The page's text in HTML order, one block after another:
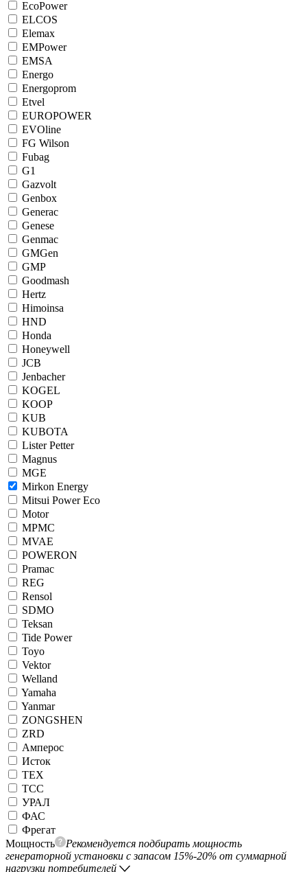
EcoPower
ELCOS
Elemax
EMPower
EMSA
Energo
Energoprom
Etvel
EUROPOWER
EVOline
FG Wilson
Fubag
G1
Gazvolt
Genbox
Generac
Genese
Genmac
GMGen
GMP
Goodmash
Hertz
Himoinsa
HND
Honda
Honeywell
JCB
Jenbacher
KOGEL
KOOP
KUB
KUBOTA
Lister Petter
Magnus
MGE
Mirkon Energy
Mitsui Power Eco
Motor
MPMC
MVAE
POWERON
Pramac
REG
Rensol
SDMO
Teksan
Tide Power
Toyo
Vektor
Welland
Yamaha
Yanmar
ZONGSHEN
ZRD
Амперос
Исток
ТЕХ
ТСС
УРАЛ
ФАС
Фрегат
Мощность
Рекомендуется подбирать мощность
генераторной установки с запасом 15%-20% от суммарной
нагрузки потребителей